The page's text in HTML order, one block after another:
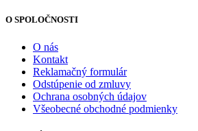
O SPOLOČNOSTI
O nás
Kontakt
Reklamačný formulár
Odstúpenie od zmluvy
Ochrana osobných údajov
Všeobecné obchodné podmienky